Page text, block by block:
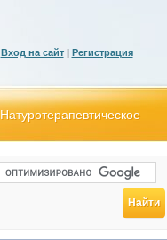
Вход на сайт | Регистрация
Натуротерапевтическое